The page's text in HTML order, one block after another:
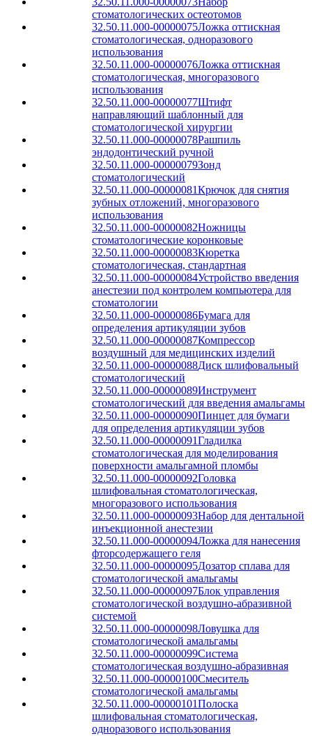
стоматологических остеотомов
32.50.11.000-00000075Ложка оттискная
стоматологическая, одноразового
использования
32.50.11.000-00000076Ложка оттискная
стоматологическая, многоразового
использования
32.50.11.000-00000077Штифт
направляющий шаблонный для
стоматологической хирургии
32.50.11.000-00000078Рашпиль
эндодонтический ручной
32.50.11.000-00000079Зонд
стоматологический
32.50.11.000-00000081Крючок для снятия
зубных отложений, многоразового
использования
32.50.11.000-00000082Ножницы
стоматологические коронковые
32.50.11.000-00000083Кюретка
стоматологическая, стандартная
32.50.11.000-00000084Устройство введения
анестезии под контролем компьютера для
стоматологии
32.50.11.000-00000086Бумага для
определения артикуляции зубов
32.50.11.000-00000087Компрессор
воздушный для медицинских изделий
32.50.11.000-00000088Диск шлифовальный
стоматологический
32.50.11.000-00000089Инструмент
стоматологический для введения амальгамы
32.50.11.000-00000090Пинцет для бумаги
для определения артикуляции зубов
32.50.11.000-00000091Гладилка
стоматологическая для моделирования
поверхности амальгамной пломбы
32.50.11.000-00000092Головка
шлифовальная стоматологическая,
многоразового использования
32.50.11.000-00000093Набор для дентальной
инъекционной анестезии
32.50.11.000-00000094Ложка для нанесения
фторсодержащего геля
32.50.11.000-00000095Дозатор сплава для
стоматологической амальгамы
32.50.11.000-00000097Блок управления
стоматологической воздушно-абразивной
системой
32.50.11.000-00000098Ловушка для
стоматологической амальгамы
32.50.11.000-00000099Система
стоматологическая воздушно-абразивная
32.50.11.000-00000100Смеситель
стоматологической амальгамы
32.50.11.000-00000101Полоска
шлифовальная стоматологическая,
одноразового использования